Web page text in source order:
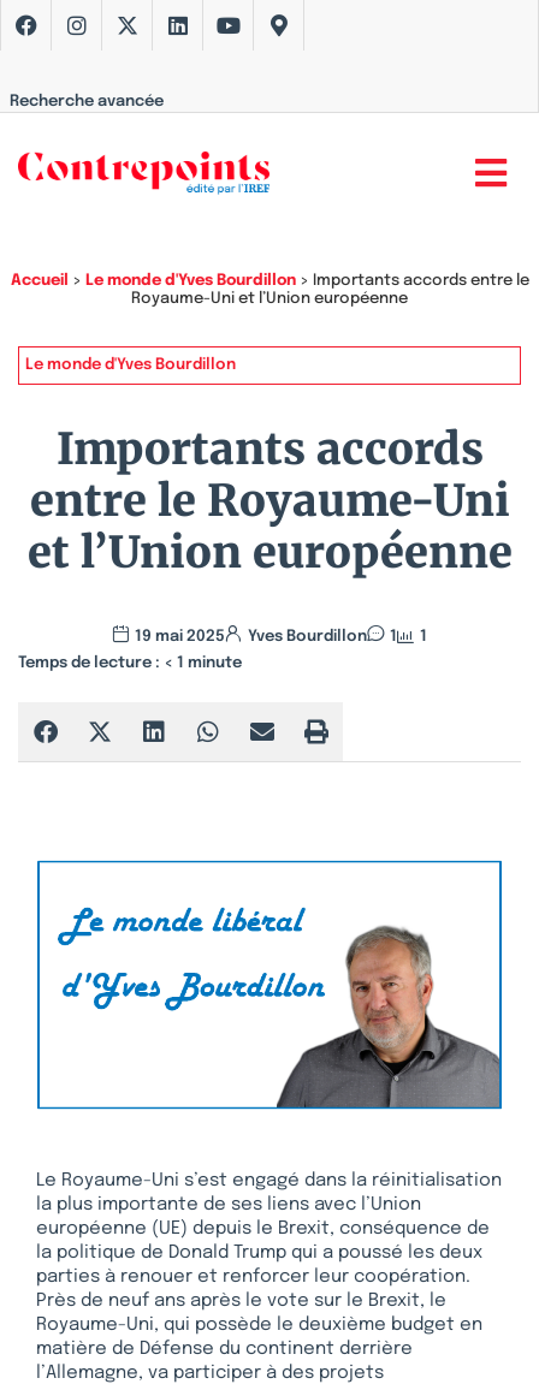
Recherche avancée
Accueil > Le monde d'Yves Bourdillon>
Importants accords entre le
Royaume-Uni et l’Union européenne
Le monde d'Yves Bourdillon
Importants accords
entre le Royaume-Uni
et l’Union européenne
19 mai 2025 Yves Bourdillon 1
1
Temps de lecture : < 1 minute
Le Royaume-Uni s’est engagé dans la réinitialisation
la plus importante de ses liens avec l’Union
européenne (UE) depuis le Brexit, conséquence de
la politique de Donald Trump qui a poussé les deux
parties à renouer et renforcer leur coopération.
Près de neuf ans après le vote sur le Brexit, le
Royaume-Uni, qui possède le deuxième budget en
matière de Défense du continent derrière
l’Allemagne, va participer à des projets